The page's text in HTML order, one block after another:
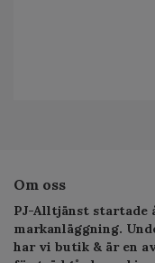
Om oss
PJ-Alltjänst startade
markanläggning.
har vi butik & är en